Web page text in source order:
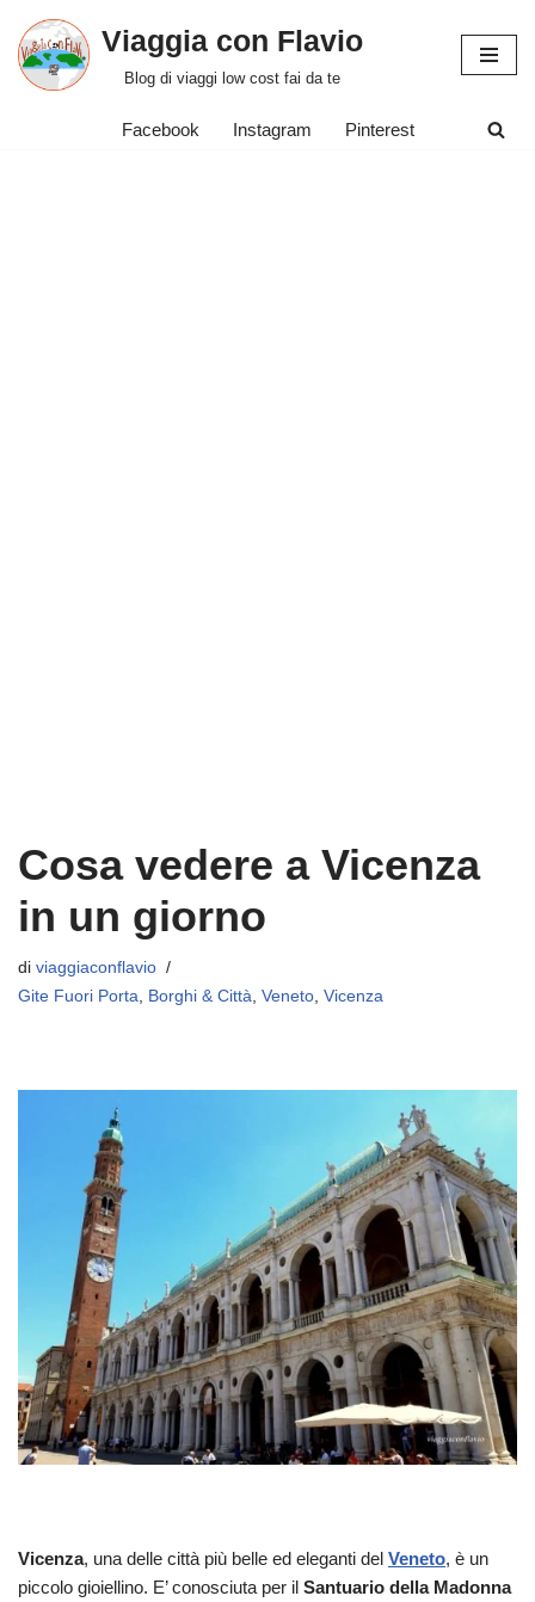
Vai
Viaggia con Flavio
Blog di viaggi low cost fai da te
Facebook Instagram Pinterest
Cosa vedere a Vicenza
in un giorno
di viaggiaconflavio
Gite Fuori Porta, Borghi & Città, Veneto, Vicenza
Vicenza, una delle città più belle ed eleganti del Veneto, è un
piccolo gioiellino. E’ conosciuta per il Santuario della Madonna